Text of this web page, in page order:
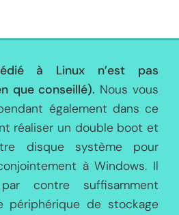
à Linux n’est pas
que conseillé). Nous vous
également dans ce
réaliser un double boot et
disque système pour
à Windows. Il
contre suffisamment
périphérique de stockage